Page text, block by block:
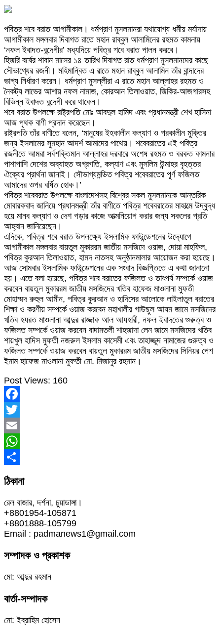
পবিত্র শবে বরাত আগামীকাল। ধর্মপ্রাণ মুসলমানরা যথাযোগ্য ধর্মীয় মর্যাদায়
আগামীকাল মঙ্গলবার দিবাগত রাতে মহান রাব্বুল আলামিনের রহমত কামনায়
‘নফল ইবাদত-বন্দেগীর’ মধ্যদিয়ে পবিত্র শবে বরাত পালন করবে।
হিজরি বর্ষের শাবান মাসের ১৪ তারিখ দিবাগত রাত ধর্মপ্রাণ মুসলমানদের কাছে
সৌভাগ্যের রজনী। মহিমান্বিত এ রাতে মহান রাব্বুল আলামিন তাঁর বান্দাদের
ভাগ্য নির্ধারণ করেন। ধর্মপ্রাণ মুসল্লীরা এ রাতে মহান আল্লাহর রহমত ও
নৈকট্য লাভের আশায় নফল নামাজ, কোরআন তিলাওয়াত, জিকির-আজগারসহ
বিভিন্ন ইবাদত বন্দেগী করে থাকেন।
শবে বরাত উপলক্ষে রাষ্ট্রপতি মোঃ আবদুল হামিদ এবং প্রধানমন্ত্রী শেখ হাসিনা
আজ পৃথক বাণী প্রদান করেছেন।
রাষ্ট্রপতি তাঁর বাণীতে বলেন, ‘মানুষের ইহকালীন কল্যাণ ও পরকালীন মুক্তির
জন্য ইসলামের সুমহান আদর্শ আমাদের পাথেয়। শবেবরাতের এই পবিত্র
রজনীতে আমরা সর্বশক্তিমান আল্লাহর দরবারে অশেষ রহমত ও বরকত কামনার
পাশাপাশি দেশের অব্যাহত অগ্রগতি, কল্যাণ এবং মুসলিম উন্মাহর বৃহত্তর
ঐক্যের প্রার্থনা জানাই। সৌভাগ্যমন্ডিত পবিত্র শবেবরাতের পূর্ণ ফজিলত
আমাদের ওপর বর্ষিত হোক।’
পবিত্র শবেবরাত উপলক্ষে বাংলাদেশসহ বিশ্বের সকল মুসলমানকে আন্তরিক
মোবারকবাদ জানিয়ে প্রধানমন্ত্রী তাঁর বাণীতে পবিত্র শবেবরাতের মাহাত্মে উদ্বুদ্ধ
হয়ে মানব কল্যাণ ও দেশ গড়ার কাজে আত্মনিয়োগ করার জন্য সকলের প্রতি
আহ্বান জানিয়েছেন।
এদিকে, পবিত্র শবে বরাত উপলক্ষ্যে ইসলামিক ফাউন্ডেশনের উদ্যোগে
আগামীকাল মঙ্গলবার বায়তুল মুকাররম জাতীয় মসজিদে ওয়াজ, দোয়া মাহফিল,
পবিত্র কুরআন তিলাওয়াত, হামদ নাতসহ অনুষ্ঠানমালার আয়োজন করা হয়েছে।
আজ সোমবার ইসলামিক ফাউন্ডেশনের এক সংবাদ বিজ্ঞপ্তিতে এ কথা জানানো
হয়। এতে বলা হয়েছে, পবিত্র শবে বরাতের ফজিলত ও তাৎপর্য সম্পর্কে ওয়াজ
করবেন বায়তুল মুকাররম জাতীয় মসজিদের খতিব হাফেজ মাওলানা মুফতী
মোহাম্মদ রুহুল আমীন, পবিত্র কুরআন ও হাদিসের আলোকে লাইলাতুল বরাতের
শিক্ষা ও করণীয় সম্পর্কে ওয়াজ করবেন মহাখালীর গাউছুল আযম জামে মসজিদের
খতিব হযরত মাওলানা আব্দুর রাজ্জাক আল আযহারী, নফল ইবাদতের গুরুত্ব ও
ফজিলত সম্পর্কে ওয়াজ করবেন বাদামতলী শাহজাদা লেন জামে মসজিদের খতিব
শায়খুল হাদিস মুফতী নজরুল ইসলাম কাসেমী এবং তাহাজ্জুদ নামাজের গুরুত্ব ও
ফজিলত সম্পর্কে ওয়াজ করবেন বায়তুল মুকাররম জাতীয় মসজিদের সিনিয়র পেশ
ইমাম হাফেজ মাওলানা মুফতী মো. মিজানুর রহমান।
Post Views: 160
Facebook
Twitter
Email
WhatsApp
Share
ঠিকানা
রেল বাজার, দর্শনা, চুয়াডাঙ্গা।
+8801954-105871
+8801888-105799
Email : padmanews1@gmail.com
সম্পাদক ও প্রকাশক
মো: আব্দুর রহমান
বার্তা-সম্পাদক
মো: ইব্রাহিম হোসেন